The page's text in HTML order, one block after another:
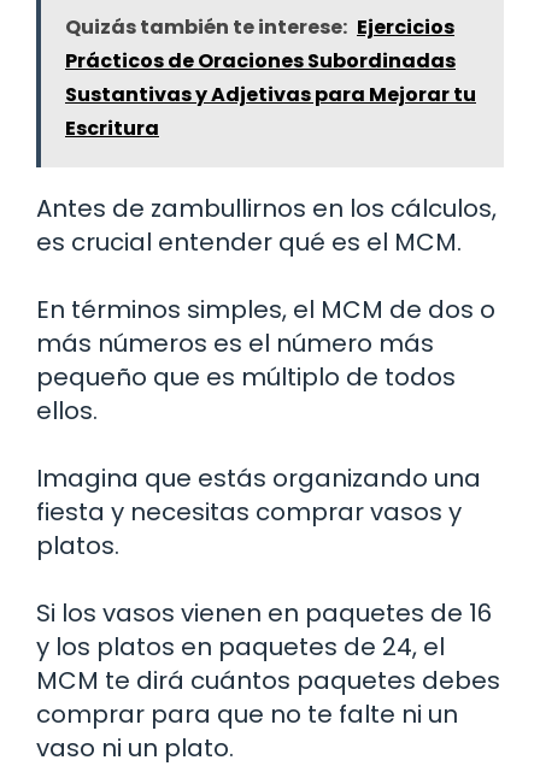
Quizás también te interese: Ejercicios
Prácticos de Oraciones Subordinadas
Sustantivas y Adjetivas para Mejorar tu
Escritura
Antes de zambullirnos en los cálculos,
es crucial entender qué es el MCM.
En términos simples, el MCM de dos o
más números es el número más
pequeño que es múltiplo de todos
ellos.
Imagina que estás organizando una
fiesta y necesitas comprar vasos y
platos.
Si los vasos vienen en paquetes de 16
y los platos en paquetes de 24, el
MCM te dirá cuántos paquetes debes
comprar para que no te falte ni un
vaso ni un plato.